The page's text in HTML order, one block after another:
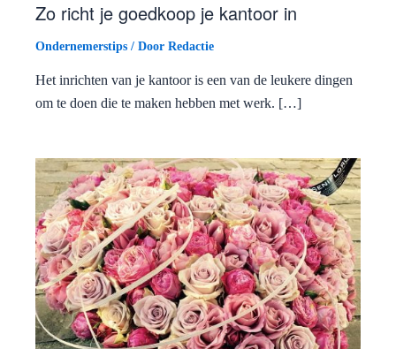
Zo richt je goedkoop je kantoor in
Ondernemerstips / Door Redactie
Het inrichten van je kantoor is een van de leukere dingen
om te doen die te maken hebben met werk. […]